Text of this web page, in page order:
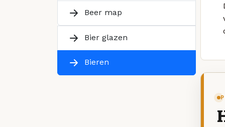
Beer map
Bier glazen
Bieren